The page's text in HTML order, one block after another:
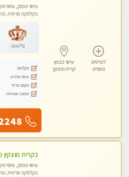
לפרטים
נוספים
עיסוי בצפון
קרית מוצקין
עיסוי מפנק, עיסוי
בקלניקה פרטית,
פלטינה
מקלחת
עיסוי מרגיע
מקום פרטי
תמונה אמיתית
עיסוי מפנק, עיסוי
בקלניקה פרטית,